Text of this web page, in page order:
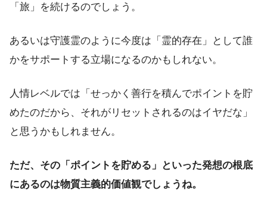
「旅」を続けるのでしょう。
あるいは守護霊のように今度は「霊的存在」として誰
かをサポートする立場になるのかもしれない。
人情レベルでは「せっかく善行を積んでポイントを貯
めたのだから、それがリセットされるのはイヤだな」
と思うかもしれません。
ただ、その「ポイントを貯める」といった発想の根底
にあるのは物質主義的価値観でしょうね。